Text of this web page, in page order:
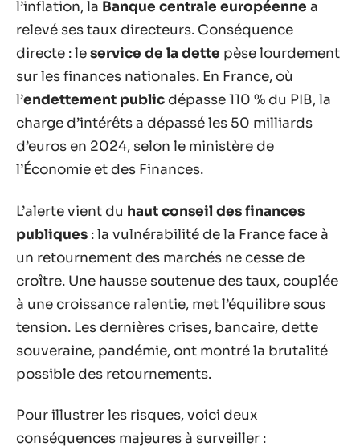
l’inflation, la Banque centrale européenne a
relevé ses taux directeurs. Conséquence
directe : leservice de la dette pèse lourdement
sur les finances nationales. En France, où
l’endettement public dépasse 110 % du PIB, la
charge d’intérêts a dépassé les 50 milliards
d’euros en 2024, selon le ministère de
l’Économie et des Finances.
L’alerte vient du haut conseil des finances
publiques : la vulnérabilité de la France face à
un retournement des marchés ne cesse de
croître. Une hausse soutenue des taux, couplée
à une croissance ralentie, met l’équilibre sous
tension. Les dernières crises, bancaire, dette
souveraine, pandémie, ont montré la brutalité
possible des retournements.
Pour illustrer les risques, voici deux
conséquences majeures à surveiller :